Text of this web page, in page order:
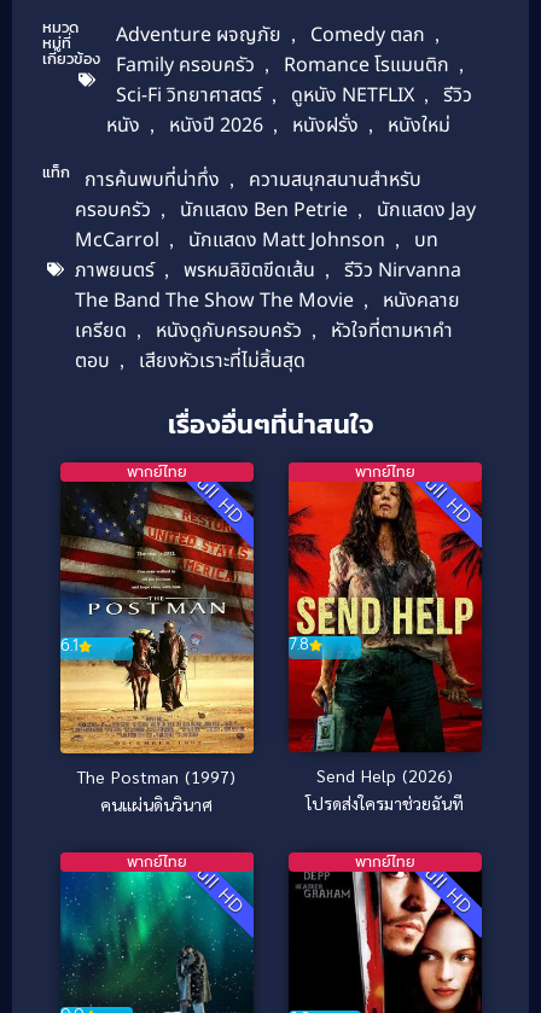
หมวด
หมู่ที่
เกี่ยวข้อง
Adventure ผจญภัย , Comedy ตลก ,
Family ครอบครัว , Romance โรแมนติก ,
Sci-Fi วิทยาศาสตร์ , ดูหนัง NETFLIX ,
รีวิว
หนัง , หนังปี 2026 , หนังฝรั่ง , หนังใหม่
แท็ก การค้นพบที่น่าทึ่ง ,
ความสนุกสนานสำหรับ
ครอบครัว , นักแสดง Ben Petrie ,
นักแสดง Jay
McCarrol , นักแสดง Matt Johnson ,
บท
ภาพยนตร์ , พรหมลิขิตขีดเส้น ,
รีวิว Nirvanna
The Band The Show The Movie ,
หนังคลาย
เครียด , หนังดูกับครอบครัว ,
หัวใจที่ตามหาคำ
ตอบ , เสียงหัวเราะที่ไม่สิ้นสุด
เรื่องอื่นๆที่น่าสนใจ
Full HD
6.1
พากย์ไทย
The Postman (1997)
คนแผ่นดินวินาศ
Full HD
7.8
พากย์ไทย
Send Help (2026)
โปรดส่งใครมาช่วยฉันที
Full HD
พากย์ไทย Full HD
พากย์ไทย